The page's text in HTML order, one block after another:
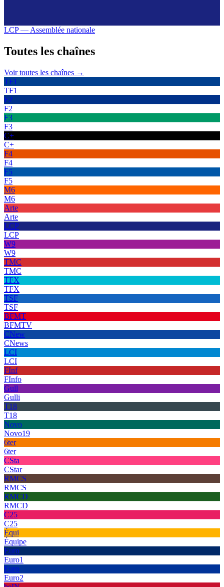
LCP — Assemblée nationale
Toutes les chaînes
Voir toutes les chaînes →
TF1
TF1
F2
F2
F3
F3
C+
C+
F4
F4
F5
F5
M6
M6
Arte
Arte
LCP
LCP
W9
W9
TMC
TMC
TFX
TFX
TSF
TSF
BFMT
BFMTV
CNew
CNews
LCI
LCI
FInf
FInfo
Gull
Gulli
T18
T18
Novo
Novo19
6ter
6ter
CSta
CStar
RMCS
RMCS
RMCD
RMCD
C25
C25
Équi
Équipe
Euro
Euro1
Euro
Euro2